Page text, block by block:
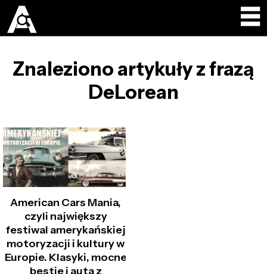
Znaleziono artykuły z frazą
DeLorean
American Cars Mania,
czyli największy
festiwal amerykańskiej
motoryzacji i kultury w
Europie. Klasyki, mocne
bestie i auta z